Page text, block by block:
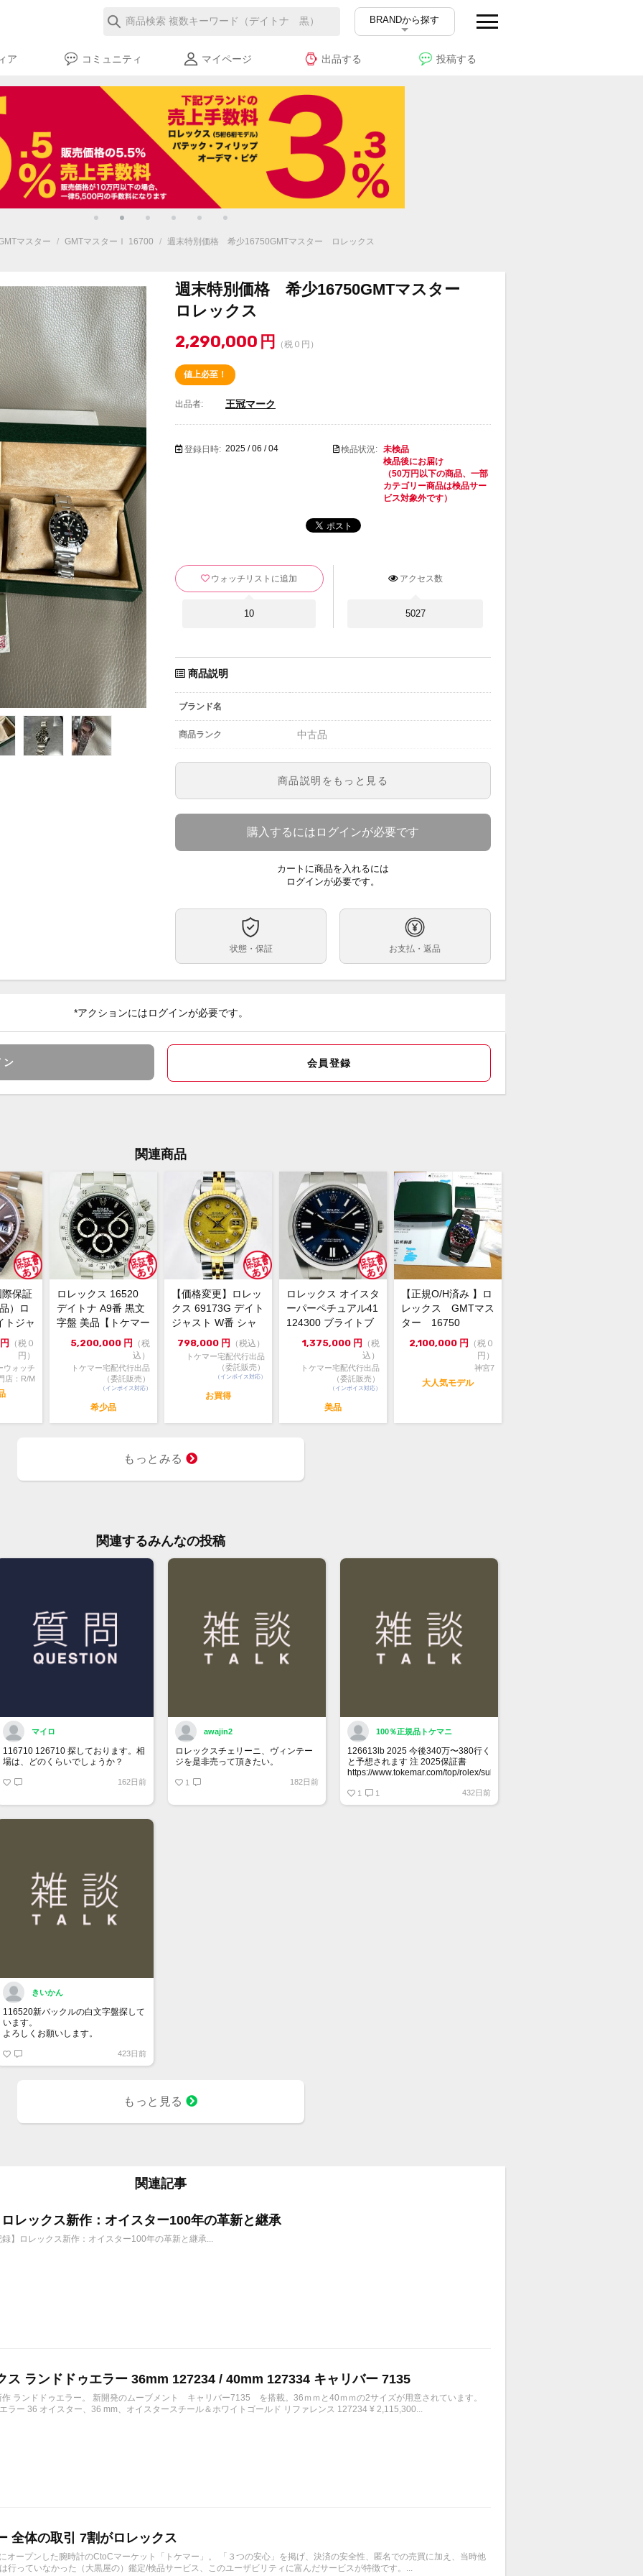
BRANDから探す
ア コミュニティ マイページ 出品する 投稿する
マスター / GMTマスターⅠ 16700 / 週末特別価格 希少16750GMTマスター ロレックス
週末特別価格 希少16750GMTマスター
ロレックス
2,290,000 円 （税０円）
値上必至！
出品者: 王冠マーク
登録日時: 2025 / 06 / 04 検品状況: 未検品
検品後にお届け
（50万円以下の商品、一部
カテゴリー商品は検品サー
ビス対象外です）
アクセス数
5027
ウォッチリストに追加
10
商品説明
ブランド名
商品ランク 中古品
参考定価
自動巻
ステンレス
付属品
状態
文字盤、針ともに当時のままトリチューム
で色やけは均一です。
くださいませ
商品説明をもっと見る
購入するにはログインが必要です
カートに商品を入れるには
ログインが必要です。
状態・保証 お支払・返品
*アクションにはログインが必要です。
ン 会員登録
関連商品
保証
）ロ
トジャ
円
（税０
円）
ウォッチ
店：R/M
ロレックス 16520
デイトナ A9番 黒文
字盤 美品【トケマー
宅配出品（委託販...
5,200,000 円
（税
込）
トケマー宅配代行出品
（委託販売）
（インボイス対応）
希少品
【価格変更】ロレッ
クス 69173G デイト
ジャスト W番 シャ
ンパンゴールド 中...
798,000 円 （税込）
トケマー宅配代行出品
（委託販売）
（インボイス対応）
お買得
ロレックス オイスタ
ーパーペチュアル41
124300 ブライトブ
ルー 2024年...
1,375,000 円
（税
込）
トケマー宅配代行出品
（委託販売）
（インボイス対応）
美品
【正規O/H済み 】ロ
レックス GMTマス
ター 16750
2,100,000 円
（税０
円）
神宮7
大人気モデル
もっとみる
関連するみんなの投稿
マイロ
116710 126710 探しております。相
場は、どのくらいでしょうか？
162日前
awajin2
ロレックスチェリーニ、ヴィンテー
ジを是非売って頂きたい。
1 182日前
100％正規品トケマニ
126613lb 2025 今後340万〜380行く
と予想されます 注 2025保証書
https://www.tokemar.com/top/rolex/submariner/166613lb-
マジ上がる予想しかない
1 1 432日前
きいかん
116520新バックルの白文字盤探して
います。
よろしくお願いします。
423日前
もっと見る
関連記事
レックス新作：オイスター100年の革新と継承
】ロレックス新作：オイスター100年の革新と継承...
ス ランドドゥエラー 36mm 127234 / 40mm 127334 キャリバー 7135
ランドドゥエラー。 新開発のムーブメント キャリバー7135 を搭載。36ｍｍと40ｍｍの2サイズが用意されています。
ラー 36 オイスター、36 mm、オイスタースチール＆ホワイトゴールド リファレンス 127234 ¥ 2,115,300...
全体の取引 7割がロレックス
オープンした腕時計のCtoCマーケット「トケマー」。 「３つの安心」を掲げ、決済の安全性、匿名での売買に加え、当時他
行っていなかった（大黒屋の）鑑定/検品サービス、このユーザビリティに富んだサービスが特徴です。...